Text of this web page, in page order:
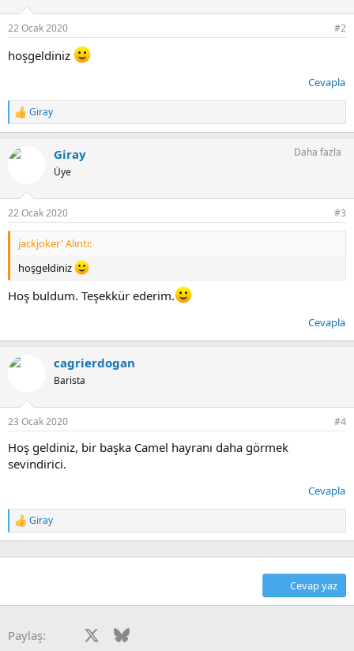
:
22 Ocak 2020 #2
hoşgeldiniz
Cevapla
T
e
k
:
Giray
Giray
Üye
Daha fazla
22 Ocak 2020 #3
jackjoker' Alıntı:
hoşgeldiniz
Hoş buldum. Teşekkür ederim.
Cevapla
cagrierdogan
Barista
23 Ocak 2020 #4
Hoş geldiniz, bir başka Camel hayranı daha görmek
sevindirici.
Cevapla
T
e
Giray
Cevap yaz
Paylaş: Facebook Bluesky